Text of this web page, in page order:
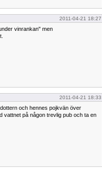
2011-04-21 18:27
vinrankan" men
2011-04-21 18:33
och hennes pojkvän över
vattnet på någon trevlig pub och ta en